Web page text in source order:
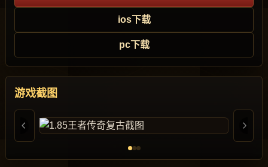
ios下载
pc下载
游戏截图